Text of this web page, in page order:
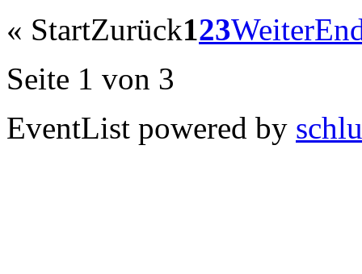
« StartZurück123Weiter
Seite 1 von 3
EventList powered by